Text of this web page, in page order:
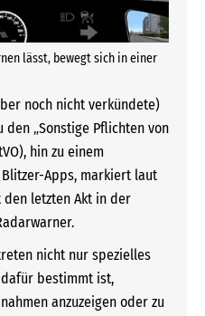
lässt, bewegt sich in einer
noch nicht verkündete)
den „Sonstige Pflichten von
hin zu einem
Apps, markiert laut
letzten Akt in der
nicht nur spezielles
bestimmt ist,
anzuzeigen oder zu